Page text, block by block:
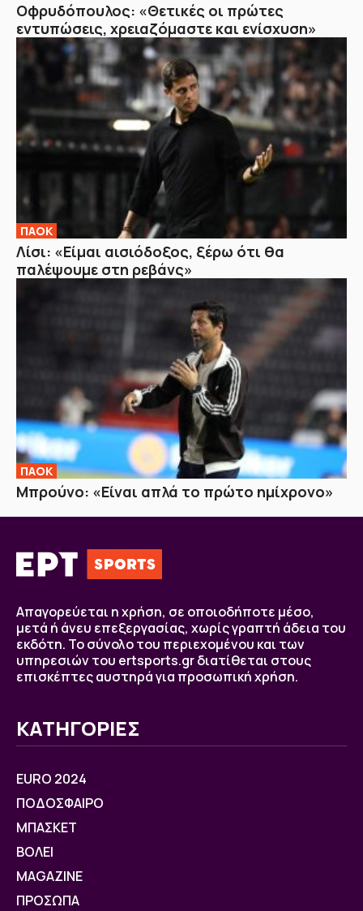
Οφρυδόπουλος: «Θετικές οι πρώτες
εντυπώσεις, χρειαζόμαστε και ενίσχυση»
ΠΑΟΚ
Λίσι: «Είμαι αισιόδοξος, ξέρω ότι θα
παλέψουμε στη ρεβάνς»
ΠΑΟΚ
Μπρούνο: «Είναι απλά το πρώτο ημίχρονο»
Απαγορεύεται η χρήση, σε οποιοδήποτε μέσο,
μετά ή άνευ επεξεργασίας, χωρίς γραπτή άδεια του
εκδότη. Το σύνολο του περιεχομένου και των
υπηρεσιών του ertsports.gr διατίθεται στους
επισκέπτες αυστηρά για προσωπική χρήση.
ΚΑΤΗΓΟΡΙΕΣ
EURO 2024
ΠΟΔΟΣΦΑΙΡΟ
ΜΠΑΣΚΕΤ
ΒOΛΕΙ
MAGAZINE
ΠΡΟΣΩΠΑ